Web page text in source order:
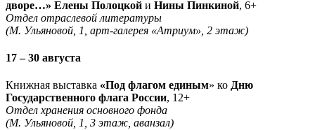
дворе…» Елены Полоцкой и Нины Пинкиной, 6+
Отдел отраслевой литературы
(М. Ульяновой, 1, арт-галерея «Атриум», 2 этаж)
17 – 30 августа
Книжная выставка «Под флагом единым» ко Дню
Государственного флага России, 12+
Отдел хранения основного фонда
(М. Ульяновой, 1, 3 этаж, аванзал)